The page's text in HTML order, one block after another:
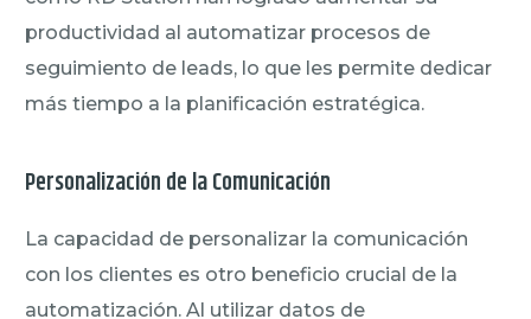
productividad al automatizar procesos de
seguimiento de leads, lo que les permite dedicar
más tiempo a la planificación estratégica.
Personalización de la Comunicación
La capacidad de personalizar la comunicación
con los clientes es otro beneficio crucial de la
automatización. Al utilizar datos de